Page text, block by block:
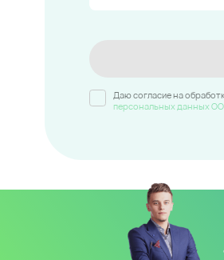
Даю согласие на
персональных данных